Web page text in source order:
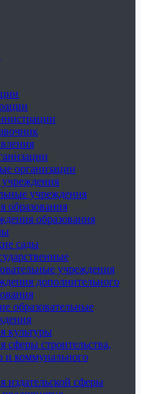
организации
учреждения
образования
образования
сады
учреждения
дополнительного
образовательные
культуры
сферы строительства,
коммунального
издательской сферы